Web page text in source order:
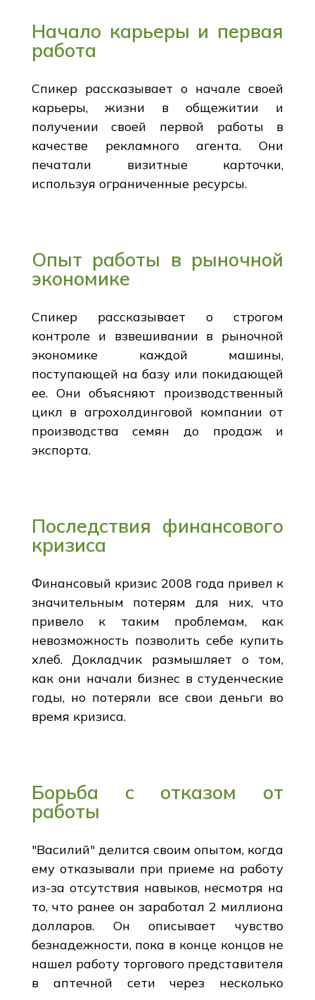
Начало карьеры и первая
работа
Спикер рассказывает о начале своей
карьеры, жизни в общежитии и
получении своей первой работы в
качестве рекламного агента. Они
печатали визитные карточки,
используя ограниченные ресурсы.
Опыт работы в рыночной
экономике
Спикер рассказывает о строгом
контроле и взвешивании в рыночной
экономике каждой машины,
поступающей на базу или покидающей
ее. Они объясняют производственный
цикл в агрохолдинговой компании от
производства семян до продаж и
экспорта.
Последствия финансового
кризиса
Финансовый кризис 2008 года привел к
значительным потерям для них, что
привело к таким проблемам, как
невозможность позволить себе купить
хлеб. Докладчик размышляет о том,
как они начали бизнес в студенческие
годы, но потеряли все свои деньги во
время кризиса.
Борьба с отказом от
работы
"Василий" делится своим опытом, когда
ему отказывали при приеме на работу
из-за отсутствия навыков, несмотря на
то, что ранее он заработал 2 миллиона
долларов. Он описывает чувство
безнадежности, пока в конце концов не
нашел работу торгового представителя
в аптечной сети через несколько